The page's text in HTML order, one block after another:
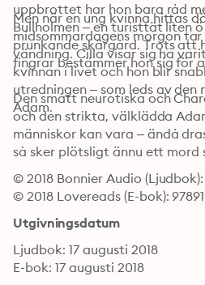
uppbrottet har hon bara råd
Bullholmen – en turisttät liten
prunkande skärgård. Trots att
fingrar bestämmer hon sig för
Men när en ung kvinna hittas
midsommardagens morgon
vändning. Cilla visar sig ha
kvinnan i livet och hon blir
utredningen – som leds av
Adam.
Den smått neurotiska och
och den strikta, välklädda
människor kan vara – ändå
så sker plötsligt ännu ett mord
© 2018 Bonnier Audio (Ljudbok):
© 2018 Lovereads (E-bok):
Utgivningsdatum
Ljudbok: 17 augusti 2018
E-bok: 17 augusti 2018